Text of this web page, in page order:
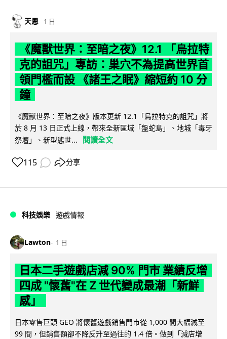
天恩 1 日
《魔獸世界：至暗之夜》12.1 「烏拉特
克的詛咒」專訪：巢穴不為提高世界首
領門檻而設 《諸王之眠》縮短約 10 分
鐘
《魔獸世界：至暗之夜》版本更新 12.1「烏拉特克的詛咒」將
於 8 月 13 日正式上線，帶來全新區域「盤蛇島」、地城「毒牙
祭壇」、新型態世...
閱讀全文
115 分享
科技娛樂 遊戲情報
Lawton 1 日
日本二手遊戲店減 90% 門市 業績反增
四成 "懷舊"在 Z 世代變成最潮「新鮮
感」
日本零售巨頭 GEO 將懷舊遊戲銷售門市從 1,000 間大幅減至
99 間，但銷售額卻不降反升至過往的 1.4 倍。做到「減店增